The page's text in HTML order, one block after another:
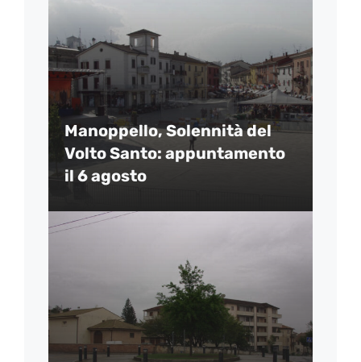
Manoppello, Solennità del
Volto Santo: appuntamento
il 6 agosto